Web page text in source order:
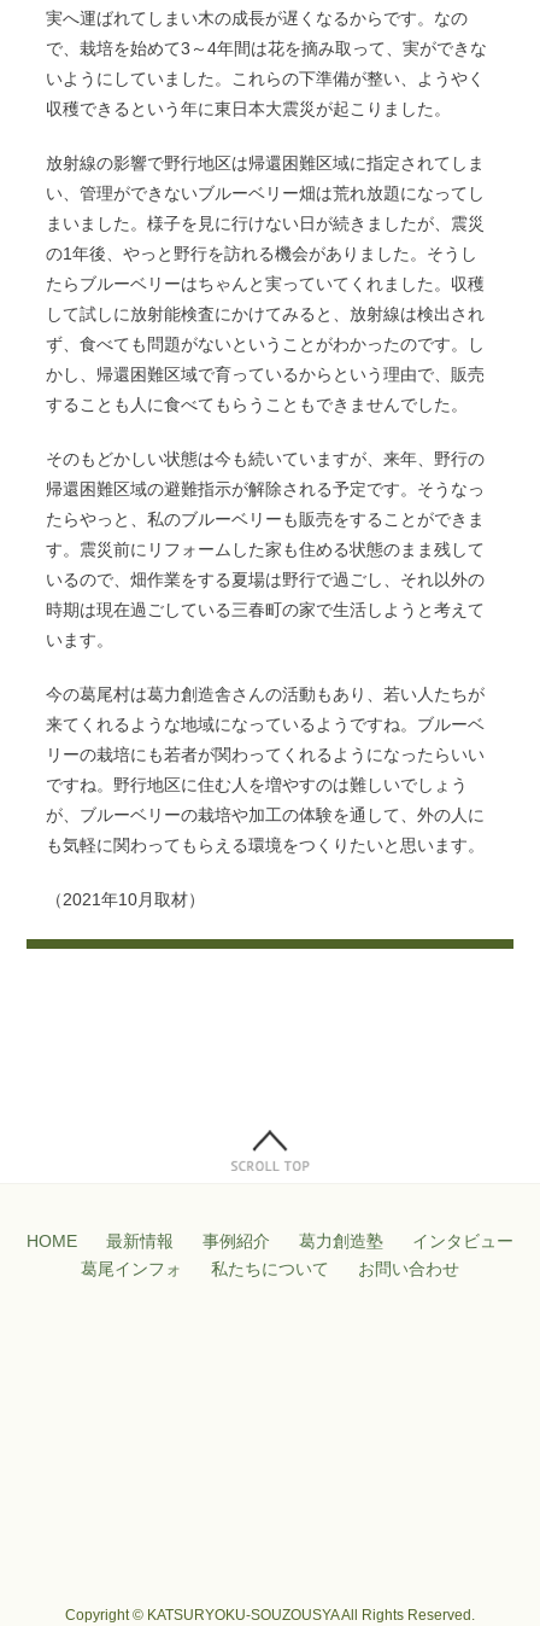
実へ運ばれてしまい木の成長が遅くなるからです。なの
で、栽培を始めて3～4年間は花を摘み取って、実ができな
いようにしていました。これらの下準備が整い、ようやく
収穫できるという年に東日本大震災が起こりました。
放射線の影響で野行地区は帰還困難区域に指定されてしま
い、管理ができないブルーベリー畑は荒れ放題になってし
まいました。様子を見に行けない日が続きましたが、震災
の1年後、やっと野行を訪れる機会がありました。そうし
たらブルーベリーはちゃんと実っていてくれました。収穫
して試しに放射能検査にかけてみると、放射線は検出され
ず、食べても問題がないということがわかったのです。し
かし、帰還困難区域で育っているからという理由で、販売
することも人に食べてもらうこともできませんでした。
そのもどかしい状態は今も続いていますが、来年、野行の
帰還困難区域の避難指示が解除される予定です。そうなっ
たらやっと、私のブルーベリーも販売をすることができま
す。震災前にリフォームした家も住める状態のまま残して
いるので、畑作業をする夏場は野行で過ごし、それ以外の
時期は現在過ごしている三春町の家で生活しようと考えて
います。
今の葛尾村は葛力創造舎さんの活動もあり、若い人たちが
来てくれるような地域になっているようですね。ブルーベ
リーの栽培にも若者が関わってくれるようになったらいい
ですね。野行地区に住む人を増やすのは難しいでしょう
が、ブルーベリーの栽培や加工の体験を通して、外の人に
も気軽に関わってもらえる環境をつくりたいと思います。
（2021年10月取材）
HOME 最新情報 事例紹介 葛力創造塾
インタビュー
葛尾インフォ
私たちについて お問い合わせ
Copyright © KATSURYOKU-SOUZOUSYA All Rights Reserved.